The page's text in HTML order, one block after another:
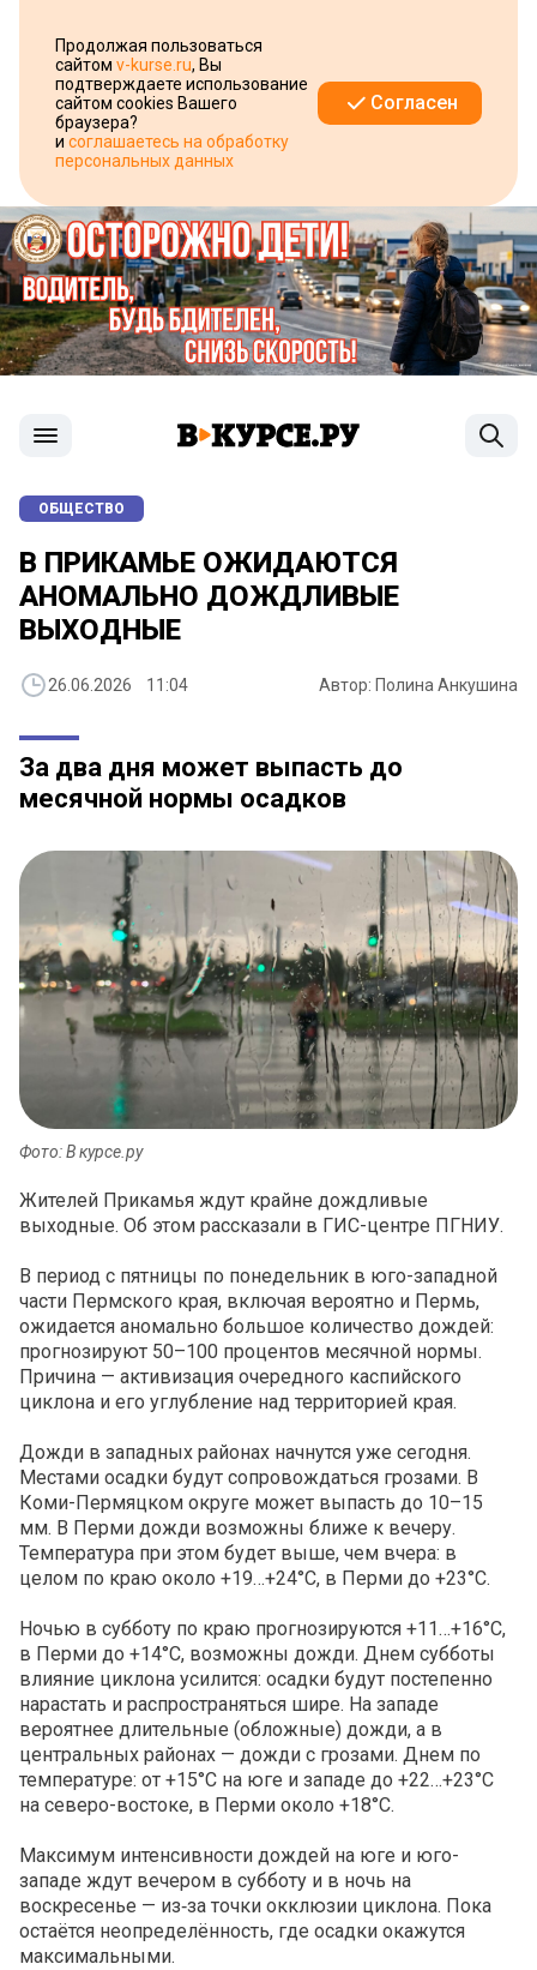
Продолжая пользоваться
сайтом v-kurse.ru, Вы
подтверждаете использование
сайтом cookies Вашего
браузера?
и соглашаетесь на обработку
персональных данных
Согласен
ОБЩЕСТВО
​В ПРИКАМЬЕ ОЖИДАЮТСЯ
АНОМАЛЬНО ДОЖДЛИВЫЕ
ВЫХОДНЫЕ
26.06.2026 11:04 Автор: Полина Анкушина
За два дня может выпасть до
месячной нормы осадков
Фото: В курсе.ру
Жителей Прикамья ждут крайне дождливые
выходные. Об этом рассказали в ГИС-центре ПГНИУ.
В период с пятницы по понедельник в юго-западной
части Пермского края, включая вероятно и Пермь,
ожидается аномально большое количество дождей:
прогнозируют 50–100 процентов месячной нормы.
Причина — активизация очередного каспийского
циклона и его углубление над территорией края.
Дожди в западных районах начнутся уже сегодня.
Местами осадки будут сопровождаться грозами. В
Коми-Пермяцком округе может выпасть до 10–15
мм. В Перми дожди возможны ближе к вечеру.
Температура при этом будет выше, чем вчера: в
целом по краю около +19…+24°C, в Перми до +23°C.
Ночью в субботу по краю прогнозируются +11…+16°C,
в Перми до +14°C, возможны дожди. Днем субботы
влияние циклона усилится: осадки будут постепенно
нарастать и распространяться шире. На западе
вероятнее длительные (обложные) дожди, а в
центральных районах — дожди с грозами. Днем по
температуре: от +15°C на юге и западе до +22…+23°C
на северо-востоке, в Перми около +18°C.
Максимум интенсивности дождей на юге и юго-
западе ждут вечером в субботу и в ночь на
воскресенье — из‑за точки окклюзии циклона. Пока
остаётся неопределённость, где осадки окажутся
максимальными.